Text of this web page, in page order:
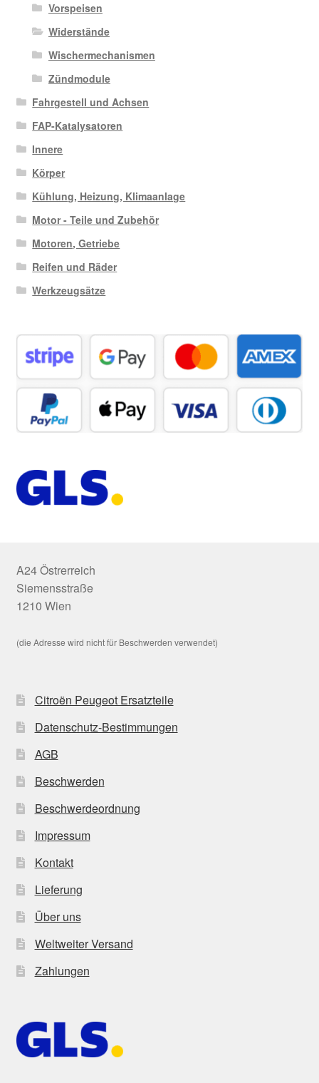
Vorspeisen
Widerstände
Wischermechanismen
Zündmodule
Fahrgestell und Achsen
FAP-Katalysatoren
Innere
Körper
Kühlung, Heizung, Klimaanlage
Motor - Teile und Zubehör
Motoren, Getriebe
Reifen und Räder
Werkzeugsätze
A24 Östrerreich
Siemensstraße
1210 Wien
(die Adresse wird nicht für Beschwerden verwendet)
Citroën Peugeot Ersatzteile
Datenschutz-Bestimmungen
AGB
Beschwerden
Beschwerdeordnung
Impressum
Kontakt
Lieferung
Über uns
Weltweiter Versand
Zahlungen